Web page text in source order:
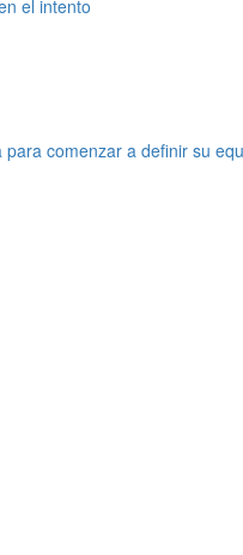
el intento
comenzar a definir su